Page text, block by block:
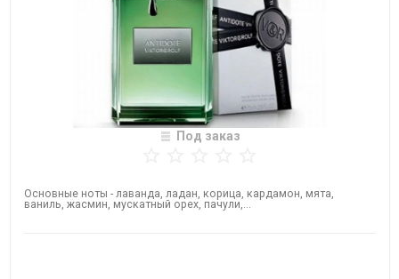
Под заказ
Основные ноты - лаванда, ладан, корица, кардамон, мята,
ваниль, жасмин, мускатный орех, пачули,...